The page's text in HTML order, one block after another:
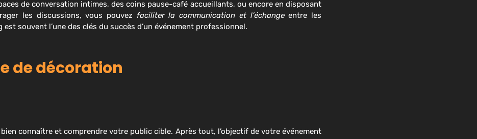
de conversation intimes, des coins pause-café accueillants, ou encore en disposant
les discussions, vous pouvez faciliter la communication et l’échangeentre les
souvent l’une des clés du succès d’un événement professionnel.
de décoration
connaître et comprendre votre public cible. Après tout, l’objectif de votre événement